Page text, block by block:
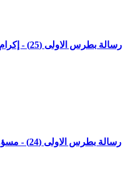
"رسالة بطرس الاولى (25) - إكرام المتضعين ورعايتهم - الاصحاح الخامس الاعداد 5- 7" مع القاضي جميل ناصر
"رسالة بطرس الاولى (24) - مسؤولية رعاية شعب الله - الاصحاح الخامس الاعداد 1- 4"مع القاضي جميل ناصر